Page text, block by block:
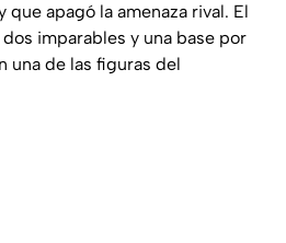
apagó la amenaza rival. El
imparables y una base por
una de las figuras del